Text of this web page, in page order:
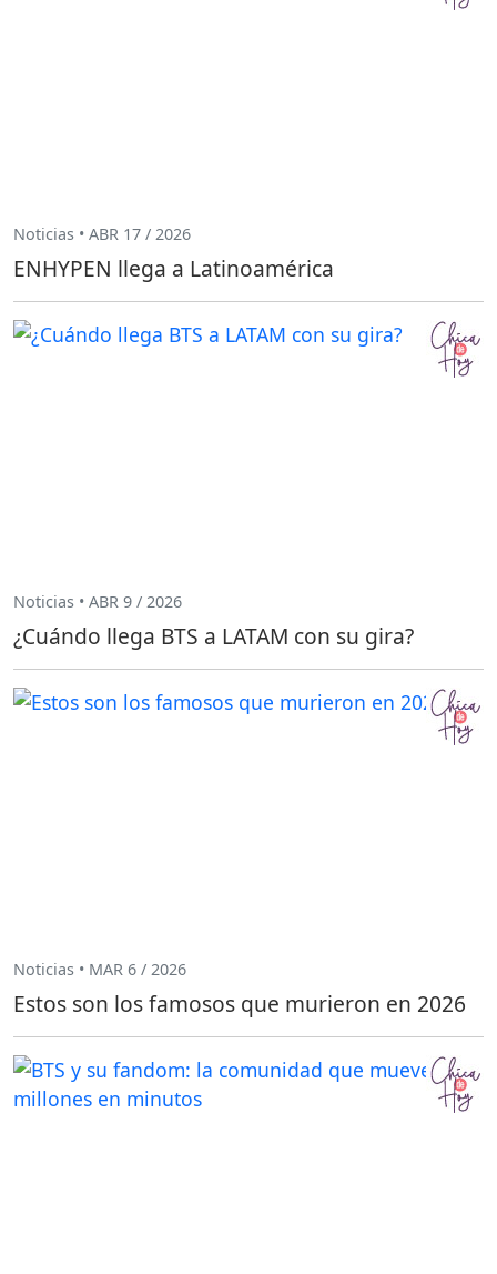
Noticias • ABR 17 / 2026
ENHYPEN llega a Latinoamérica
Noticias • ABR 9 / 2026
¿Cuándo llega BTS a LATAM con su gira?
Noticias • MAR 6 / 2026
Estos son los famosos que murieron en 2026